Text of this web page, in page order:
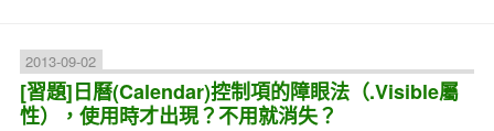
2013-09-02
[習題]日曆(Calendar)控制項的障眼法（.Visible屬
性），使用時才出現？不用就消失？